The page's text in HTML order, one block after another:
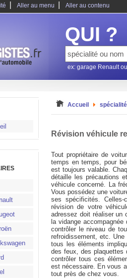
Aller au menu Aller au contenu
QUI ?
ex: garage Renault
Accueil
Révision véhicule
Tout propriétaire de
temps en temps, pour
est toujours valable.
détaille les précautions
véhicule concerné. La
Vous possédez une
ses spécificités.
révision de votre
adressez doit réaliser un
la vidange
contrôler le niveau de
refroidissement, etc.
tous les éléments
des feux, des
contrôler tous ces
est nécessaire. En vous
tout près de chez vous.